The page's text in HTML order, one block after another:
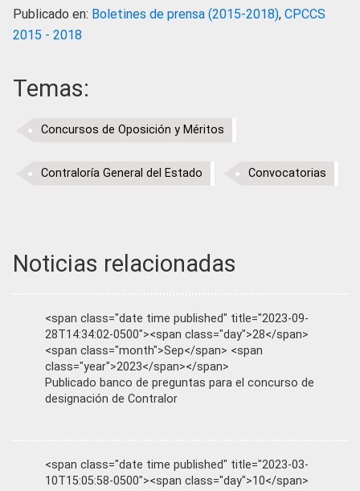
Publicado en: Boletines de prensa (2015-2018), CPCCS
2015 - 2018
Temas:
Concursos de Oposición y Méritos
Contraloría General del Estado Convocatorias
Noticias relacionadas
<span class="date time published" title="2023-09-
28T14:34:02-0500"><span class="day">28</span>
<span class="month">Sep</span> <span
class="year">2023</span></span>
Publicado banco de preguntas para el concurso de
designación de Contralor
<span class="date time published" title="2023-03-
10T15:05:58-0500"><span class="day">10</span>